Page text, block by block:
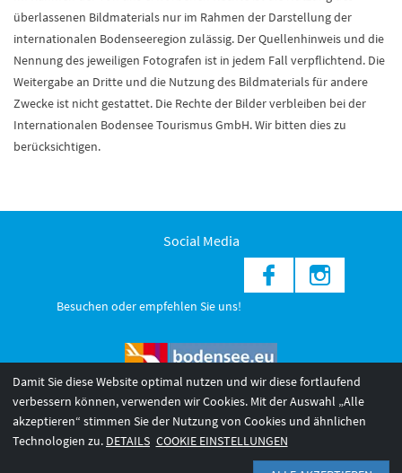
überlassenen Bildmaterials nur im Rahmen der Darstellung der
internationalen Bodenseeregion zulässig. Der Quellenhinweis und die
Nennung des jeweiligen Fotografen ist in jedem Fall verpflichtend. Die
Weitergabe an Dritte und die Nutzung des Bildmaterials für andere
Zwecke ist nicht gestattet. Die Rechte der Bilder verbleiben bei der
Internationalen Bodensee Tourismus GmbH. Wir bitten dies zu
berücksichtigen.
Social Media
Besuchen oder empfehlen Sie uns!
© 2026 Internationale Bodensee Tourismus GmbH
Damit Sie diese Website optimal nutzen und wir diese fortlaufend
verbessern können, verwenden wir Cookies. Mit der Auswahl „Alle
akzeptieren“ stimmen Sie der Nutzung von Cookies und ähnlichen
Technologien zu. DETAILS COOKIE EINSTELLUNGEN